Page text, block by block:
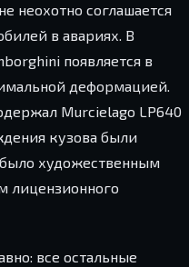
неохотно соглашается
в авариях. В
появляется в
деформацией.
Murcielago LP640
кузова были
художественным
лицензионного
все остальные